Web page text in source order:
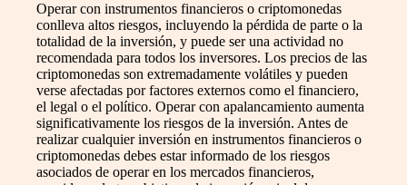
Operar con instrumentos financieros o criptomonedas
conlleva altos riesgos, incluyendo la pérdida de parte o la
totalidad de la inversión, y puede ser una actividad no
recomendada para todos los inversores. Los precios de las
criptomonedas son extremadamente volátiles y pueden
verse afectadas por factores externos como el financiero,
el legal o el político. Operar con apalancamiento aumenta
significativamente los riesgos de la inversión. Antes de
realizar cualquier inversión en instrumentos financieros o
criptomonedas debes estar informado de los riesgos
asociados de operar en los mercados financieros,